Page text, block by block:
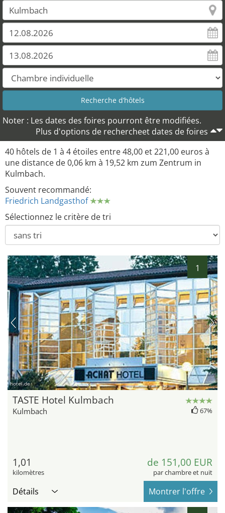
Noter : Les dates des foires pourront être modifiées.
Plus d'options de rechercheet dates de foires
40 hôtels de 1 à 4 étoiles entre 48,00 et 221,00 euros à
une distance de 0,06 km à 19,52 km zum Zentrum in
Kulmbach.
Souvent recommandé:
Friedrich Landgasthof
Sélectionnez le critère de tri
1
hotel.de
TASTE Hotel Kulmbach
Kulmbach 67%
1,01
kilomètres
de 151,00 EUR
par chambre et nuit
Détails Montrer l'offre